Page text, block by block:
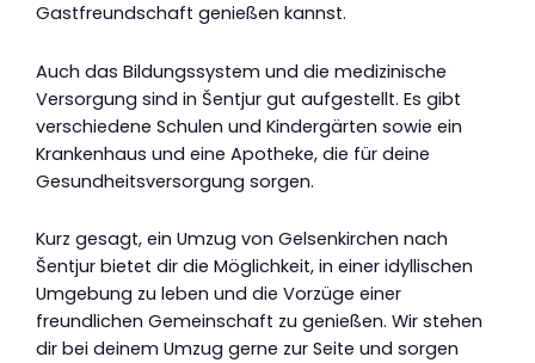
Gastfreundschaft genießen kannst.
Auch das Bildungssystem und die medizinische
Versorgung sind in Šentjur gut aufgestellt. Es gibt
verschiedene Schulen und Kindergärten sowie ein
Krankenhaus und eine Apotheke, die für deine
Gesundheitsversorgung sorgen.
Kurz gesagt, ein Umzug von Gelsenkirchen nach
Šentjur bietet dir die Möglichkeit, in einer idyllischen
Umgebung zu leben und die Vorzüge einer
freundlichen Gemeinschaft zu genießen. Wir stehen
dir bei deinem Umzug gerne zur Seite und sorgen